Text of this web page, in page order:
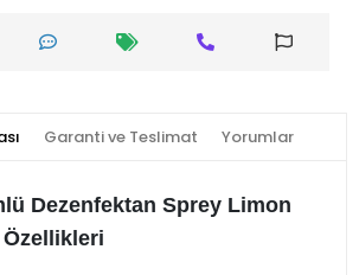
Garanti ve Teslimat Yorumlar
Dezenfektan Sprey Limon